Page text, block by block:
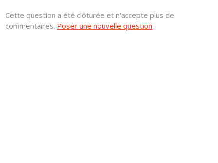
Cette question a été clôturée et n'accepte plus de
commentaires. Poser une nouvelle question